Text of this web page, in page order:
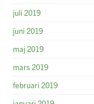
juli 2019
juni 2019
maj 2019
mars 2019
februari 2019